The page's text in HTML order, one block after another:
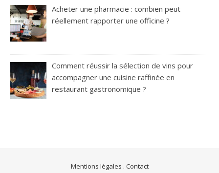
Acheter une pharmacie : combien peut
réellement rapporter une officine ?
Comment réussir la sélection de vins pour
accompagner une cuisine raffinée en
restaurant gastronomique ?
Mentions légales . Contact